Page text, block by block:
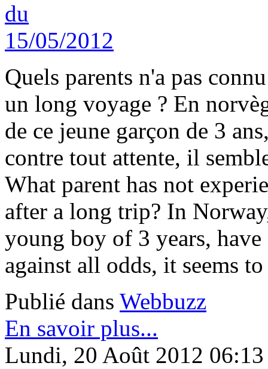
Quels parents n'a pas
un long voyage ? En
de ce jeune garçon de 3
contre tout attente, il
What parent has not
after a long trip? In
young boy of 3 years,
against all odds, it seems
Publié dans Webbuzz
En savoir plus...
Lundi, 20 Août 2012 06:13